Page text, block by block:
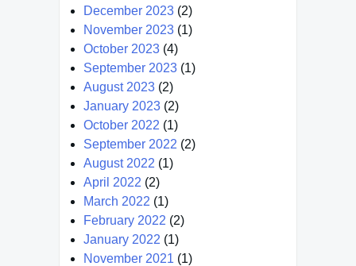
December 2023 (2)
November 2023 (1)
October 2023 (4)
September 2023 (1)
August 2023 (2)
January 2023 (2)
October 2022 (1)
September 2022 (2)
August 2022 (1)
April 2022 (2)
March 2022 (1)
February 2022 (2)
January 2022 (1)
November 2021 (1)